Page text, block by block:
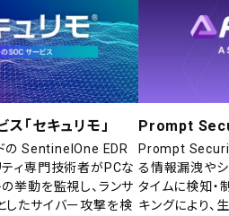
「セキュリモ」
の SentinelOne EDR
ティ専門技術者がPCな
挙動を監視し、ランサ
したサイバー攻撃を検
Prompt
Prompt
る情報漏洩やシ
タイムに検知・
キングにより、